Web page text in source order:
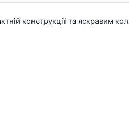
конструкції та яскравим